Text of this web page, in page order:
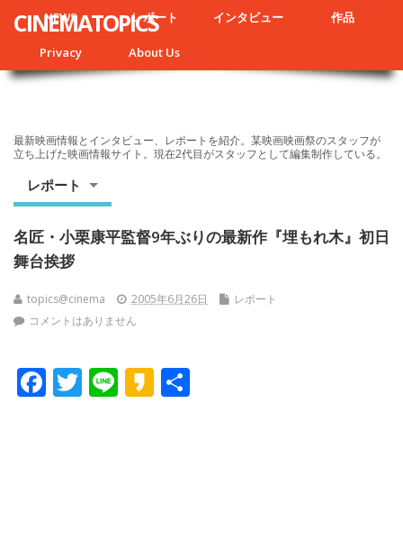
NEWS レポート インタビュー 作品
Privacy About Us
CINEMATOPICS
最新映画情報とインタビュー、レポートを紹介。某映画映画祭のスタッフが
立ち上げた映画情報サイト。現在2代目がスタッフとして編集制作している。
レポート
名匠・小栗康平監督9年ぶりの最新作『埋もれ木』初日
舞台挨拶
topics@cinema 2005年6月26日
レポート
コメントはありません
F T Li K